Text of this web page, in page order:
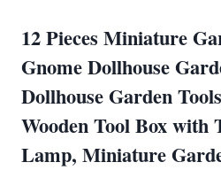
12 Pieces Miniature
Gnome Dollhouse
Dollhouse Garden
Wooden ‌Tool‍ Box with
Lamp, Miniature